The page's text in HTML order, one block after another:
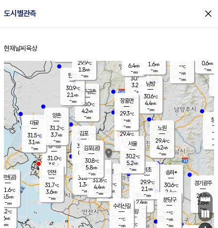
도시별관측 close
홈
현재날씨 육상
의도
℃
m/s
mm
양주
30.9℃
3.2
-mm
과천
30.4℃
2.4m/s
- mm
경기광주
28.9℃
2.8m/s
-mm
경서동
31.0℃
3.5 m/s
-mm
파주금촌
30.0℃
4.2m/s
-mm
-℃
-m/s
-mm
대곶
31.5℃
3.1 m/s
-mm
창
-
-m/
-
탄현
30.9℃
2.1 m/s
-mm
0.6m/s
-mm
의왕
- ℃
김포
30.6℃
0.9 m/s
mm
광명
31.5 ℃
2.3 m/s
-mm
부천
31.5℃
1.3m/s
-mm
양촌
31.2℃
3.7m/s
-mm
구로
31.8℃
4.4m/s
-mm
은평
29.4℃
2.7 m/s
- mm
노원
29.4℃
4.2m/s
-mm
송파*
30.6℃
2.4m/s
-mm
서초
29.9℃
2.1 m/s
-mm
남방
30.6℃
4.4m/s
-mm
수리산길
-℃
-m/s
분당구
-℃
-m/s
-mm
장흥면
29.3℃
-m/s
-mm
6.4m/s
-mm
인천(공)
31.6℃
5.5m/s
-mm
김포(공)
30.8℃
5.8m/s
-mm
인천
31.7℃
3.6m/s
-mm
서울
30.2℃
5.2m/s
-mm
29.9℃
1.8m/s
-mm
1.6m/s
-mm